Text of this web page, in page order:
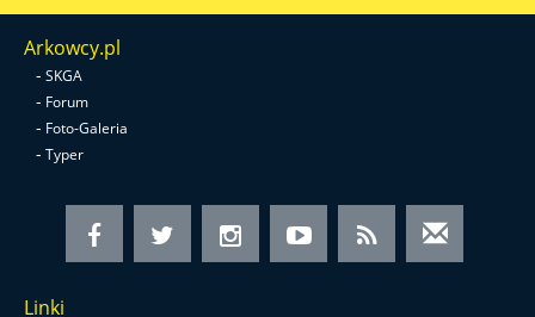
Arkowcy.pl
- SKGA
- Forum
- Foto-Galeria
- Typer
Linki